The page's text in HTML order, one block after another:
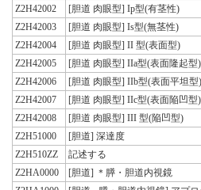
Z2H42002
[胆道 肉眼型] Ip型(有茎性)
Z2H42003
[胆道 肉眼型] Is型(無茎性)
Z2H42004
[胆道 肉眼型] II 型(表面型)
Z2H42005
[胆道 肉眼型] IIa型(表面隆起型)
Z2H42006
[胆道 肉眼型] IIb型(表面平坦型)
Z2H42007
[胆道 肉眼型] IIc型(表面陥凹型)
Z2H42008
[胆道 肉眼型] III 型(陥凹型)
Z2H51000
[胆道] 深達度
Z2H510ZZ
記述する
Z2HA0000
[胆道] ＊膵・胆道内視鏡